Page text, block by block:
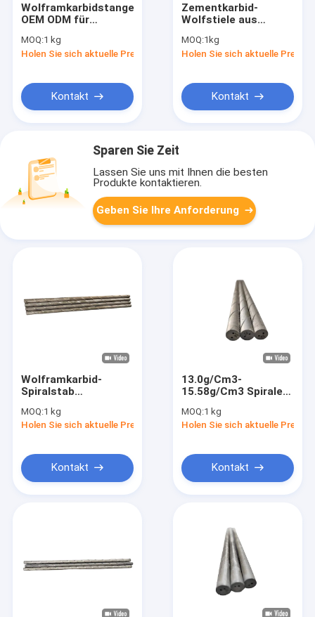
Wolframkarbidstange
OEM ODM für
Drehmaschine
MOQ:1 kg
Holen Sie sich aktuelle Preis
Kontakt
Zementkarbid-
Wolfstiele aus
Kühllöchern
MOQ:1kg
Holen Sie sich aktuelle Preis
Kontakt
Sparen Sie Zeit
Lassen Sie uns mit Ihnen die besten
Produkte kontaktieren.
Geben Sie Ihre Anforderung
Wolframkarbid-
Spiralstab
μM Körnengröße
MOQ:1 kg
Holen Sie sich aktuelle Preis
Kontakt
13.0g/Cm3-
15.58g/Cm3 Spirale
mit doppelten
Kühllöchern
MOQ:1 kg
Holen Sie sich aktuelle Preis
Kontakt